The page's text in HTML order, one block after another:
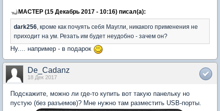
MACTEP (15 Декабрь 2017 - 10:16) писал(а):
dark256 , кроме как почуять себя Маугли, никакого применения не
приходит на ум. Резать им будет неудобно - зачем он?
Ну.... например - в подарок
De_Cadanz
18 Дек 2017
Подскажите, можно ли где-то купить вот такую панельку но
пустую (без разъемов)? Мне нужно там разместить USB-порты.